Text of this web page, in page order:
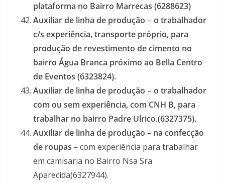
plataforma no Bairro Marrecas (6288623)
Auxiliar de linha de produção – o trabalhador
c/s experiência, transporte próprio, para
produção de revestimento de cimento no
bairro Água Branca próximo ao Bella Centro
de Eventos (6323824).
Auxiliar de linha de produção – o trabalhador
com ou sem experiência, com CNH B, para
trabalhar no bairro Padre Ulrico.(6327375).
Auxiliar de linha de produção – na confecção
de roupas –com experiência para trabalhar
em camisaria no Bairro Nsa Sra
Aparecida(6327944).